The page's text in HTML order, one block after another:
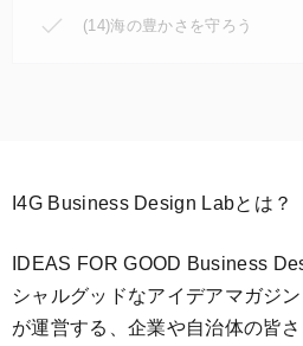
(14)海の豊かさを守ろう
I4G Business Design Labとは？
IDEAS FOR GOOD Business
シャルグッドなアイデアマガジ
が運営する、企業や自治体の皆